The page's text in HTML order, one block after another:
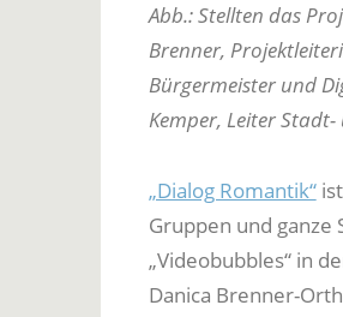
Abb.: Stellten das
Brenner,
Bürgermeister und
Kemper, Leiter
„Dialog Romantik“ist
Gruppen und ganze
„Videobubbles“ in
Danica Brenner-